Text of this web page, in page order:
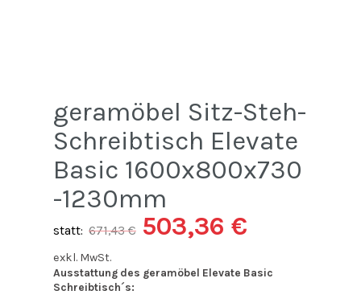
geramöbel Sitz-Steh-
Schreibtisch Elevate
Basic 1600x800x730
-1230mm
statt: 671,43€ 503,36 €
exkl. MwSt.
Ausstattung des geramöbel Elevate Basic
Schreibtisch´s: